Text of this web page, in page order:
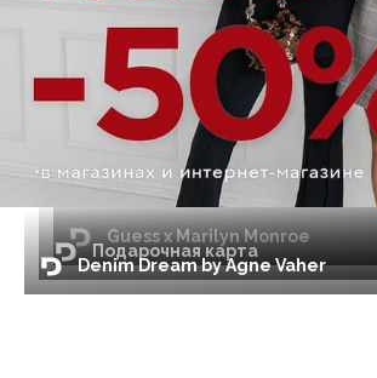
Denim Dream by Agne Vaher
Подарочная карта
Guess x Marilyn Monroe